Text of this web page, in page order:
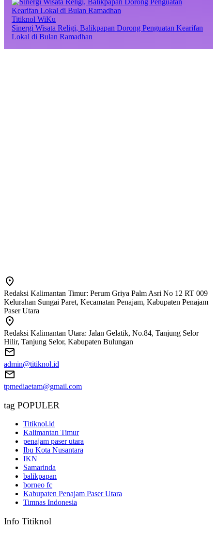
Titiknol WiKu
Sinergi Wisata Religi, Balikpapan Dorong Penguatan Kearifan
Lokal di Bulan Ramadhan
Redaksi Kalimantan Timur: Perum Griya Palm Asri No 12 RT 009
Kelurahan Sungai Paret, Kecamatan Penajam, Kabupaten Penajam
Paser Utara
Redaksi Kalimantan Utara: Jalan Gelatik, No.84, Tanjung Selor
Hilir, Tanjung Selor, Kabupaten Bulungan
admin@titiknol.id
tpmediaetam@gmail.com
tag POPULER
Titiknol.id
Kalimantan Timur
penajam paser utara
Ibu Kota Nusantara
IKN
Samarinda
balikpapan
borneo fc
Kabupaten Penajam Paser Utara
Timnas Indonesia
Info Titiknol